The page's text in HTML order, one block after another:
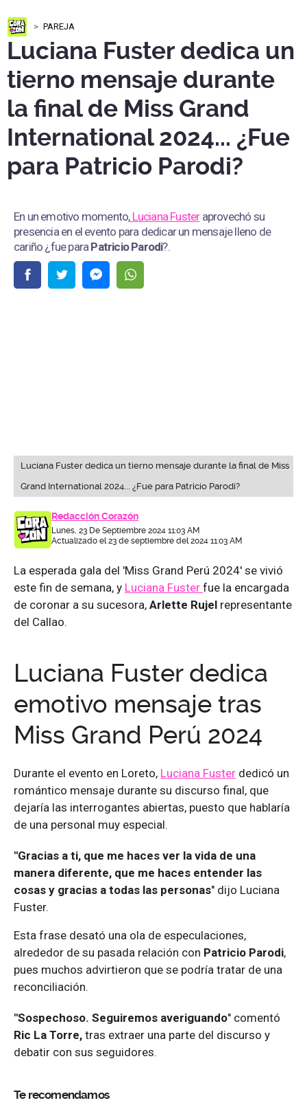
PAREJA
Luciana Fuster dedica un
tierno mensaje durante
la final de Miss Grand
International 2024... ¿Fue
para Patricio Parodi?
En un emotivo momento,Luciana Fusteraprovechó su
presencia en el evento para dedicar un mensaje lleno de
cariño ¿fue para Patricio Parodi?.
Luciana Fuster dedica un tierno mensaje durante la final de Miss
Grand International 2024... ¿Fue para Patricio Parodi?
Redacción Corazón
Lunes, 23 De Septiembre 2024 11:03 AM
Actualizado el 23 de septiembre del 2024 11:03 AM
La esperada gala del 'Miss Grand Perú 2024' se vivió
este fin de semana, y Luciana Fuster fue la encargada
de coronar a su sucesora, Arlette Rujel representante
del Callao.
Luciana Fuster dedica
emotivo mensaje tras
Miss Grand Perú 2024
Durante el evento en Loreto, Luciana Fuster dedicó un
romántico mensaje durante su discurso final, que
dejaría las interrogantes abiertas, puesto que hablaría
de una personal muy especial.
"Gracias a ti, que me haces ver la vida de una
manera diferente, que me haces entender las
cosas y gracias a todas las personas" dijo Luciana
Fuster.
Esta frase desató una ola de especulaciones,
alrededor de su pasada relación con Patricio Parodi,
pues muchos advirtieron que se podría tratar de una
reconciliación.
"Sospechoso. Seguiremos averiguando" comentó
Ric La Torre, tras extraer una parte del discurso y
debatir con sus seguidores.
Te recomendamos